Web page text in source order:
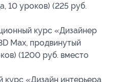
10 уроков) (225 руб.
курс «Дизайнер
Mаx, продвинутый
(1200 руб. вместо
курс «Дизайн интерьера